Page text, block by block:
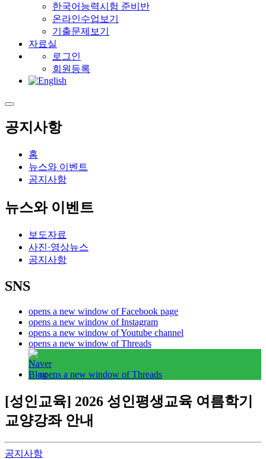
한국어능력시험 준비반
온라인수업보기
기출문제보기
자료실
로그인
회원등록
공지사항
홈
뉴스와 이벤트
공지사항
뉴스와 이벤트
보도자료
사진·영상뉴스
공지사항
SNS
opens a new window of Facebook page
opens a new window of Instagram
opens a new window of Youtube channel
opens a new window of Threads
opens a new window of Threads
[성인교육] 2026 성인평생교육 여름학기
교양강좌 안내
공지사항